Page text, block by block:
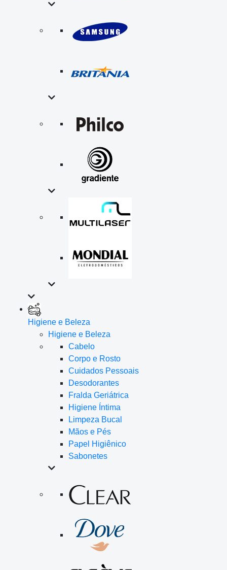
Higiene e Beleza
Higiene e Beleza
Cabelo
Corpo e Rosto
Cuidados Pessoais
Desodorantes
Fralda Geriátrica
Higiene Íntima
Limpeza Bucal
Mãos e Pés
Papel Higiênico
Sabonetes